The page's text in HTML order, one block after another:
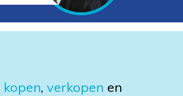
kopen, verkopen en